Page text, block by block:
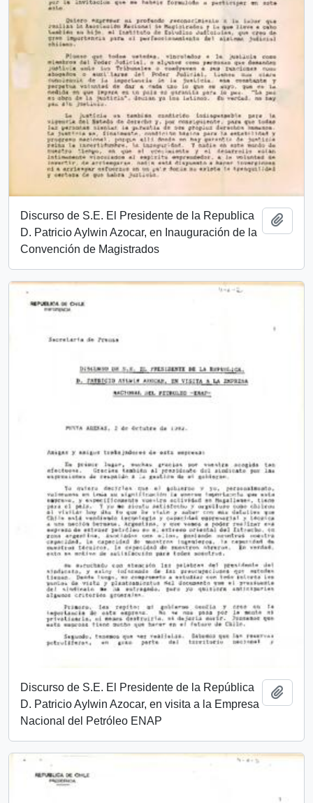
Discurso de S.E. El Presidente de la Republica
D. Patricio Aylwin Azocar, en Inauguración de la
Convención de Magistrados
Discurso de S.E. El Presidente de la República
D. Patricio Aylwin Azocar, en visita a la Empresa
Nacional del Petróleo ENAP